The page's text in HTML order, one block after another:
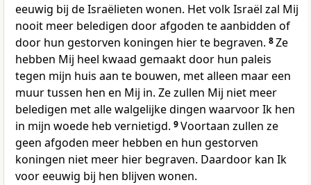
eeuwig bij de Israëlieten wonen. Het volk Israël zal Mij
nooit meer beledigen door afgoden te aanbidden of
door hun gestorven koningen hier te begraven. 8Ze
hebben Mij heel kwaad gemaakt door hun paleis
tegen mijn huis aan te bouwen, met alleen maar een
muur tussen hen en Mij in. Ze zullen Mij niet meer
beledigen met alle walgelijke dingen waarvoor Ik hen
in mijn woede heb vernietigd. 9Voortaan zullen ze
geen afgoden meer hebben en hun gestorven
koningen niet meer hier begraven. Daardoor kan Ik
voor eeuwig bij hen blijven wonen.